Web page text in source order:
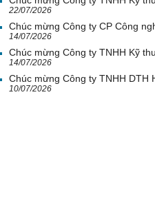
22/07/2026
Chúc mừng Công ty CP Công
14/07/2026
Chúc mừng Công ty TNHH Kỹ
14/07/2026
Chúc mừng Công ty TNHH DTH
10/07/2026